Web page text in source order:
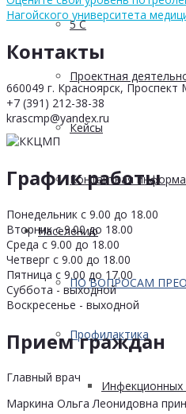
5 С
Проектная
Кейсы
Контактная
Населению
ПО ВОПРОСАМ
Профилактика
Инфекционных
Нагойского университета
Контакты
660049 г. Красноярск,
+7 (391) 212-38-38
krascmp@yandex.ru
График работы
Понедельник с 9.00 до 18.00
Вторник с 9.00 до 18.00
Среда с 9.00 до 18.00
Четверг с 9.00 до 18.00
Пятница с 9.00 до 17.00
Суббота - выходной
Воскресенье - выходной
Прием граждан
Главный врач
Маркина Ольга Леонидовна